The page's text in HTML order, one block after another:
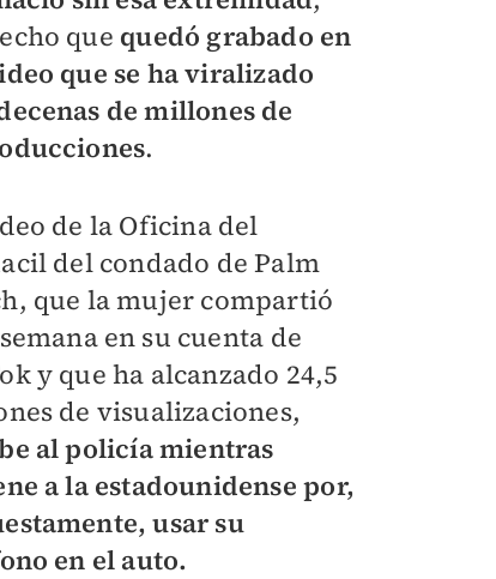
que quedó grabado en
que se ha viralizado
de millones de
.
de la Oficina del
del condado de Palm
que la mujer compartió
en su cuenta de
y que ha alcanzado 24,5
de visualizaciones,
al policía mientras
a la estadounidense por,
usar su
en el auto.